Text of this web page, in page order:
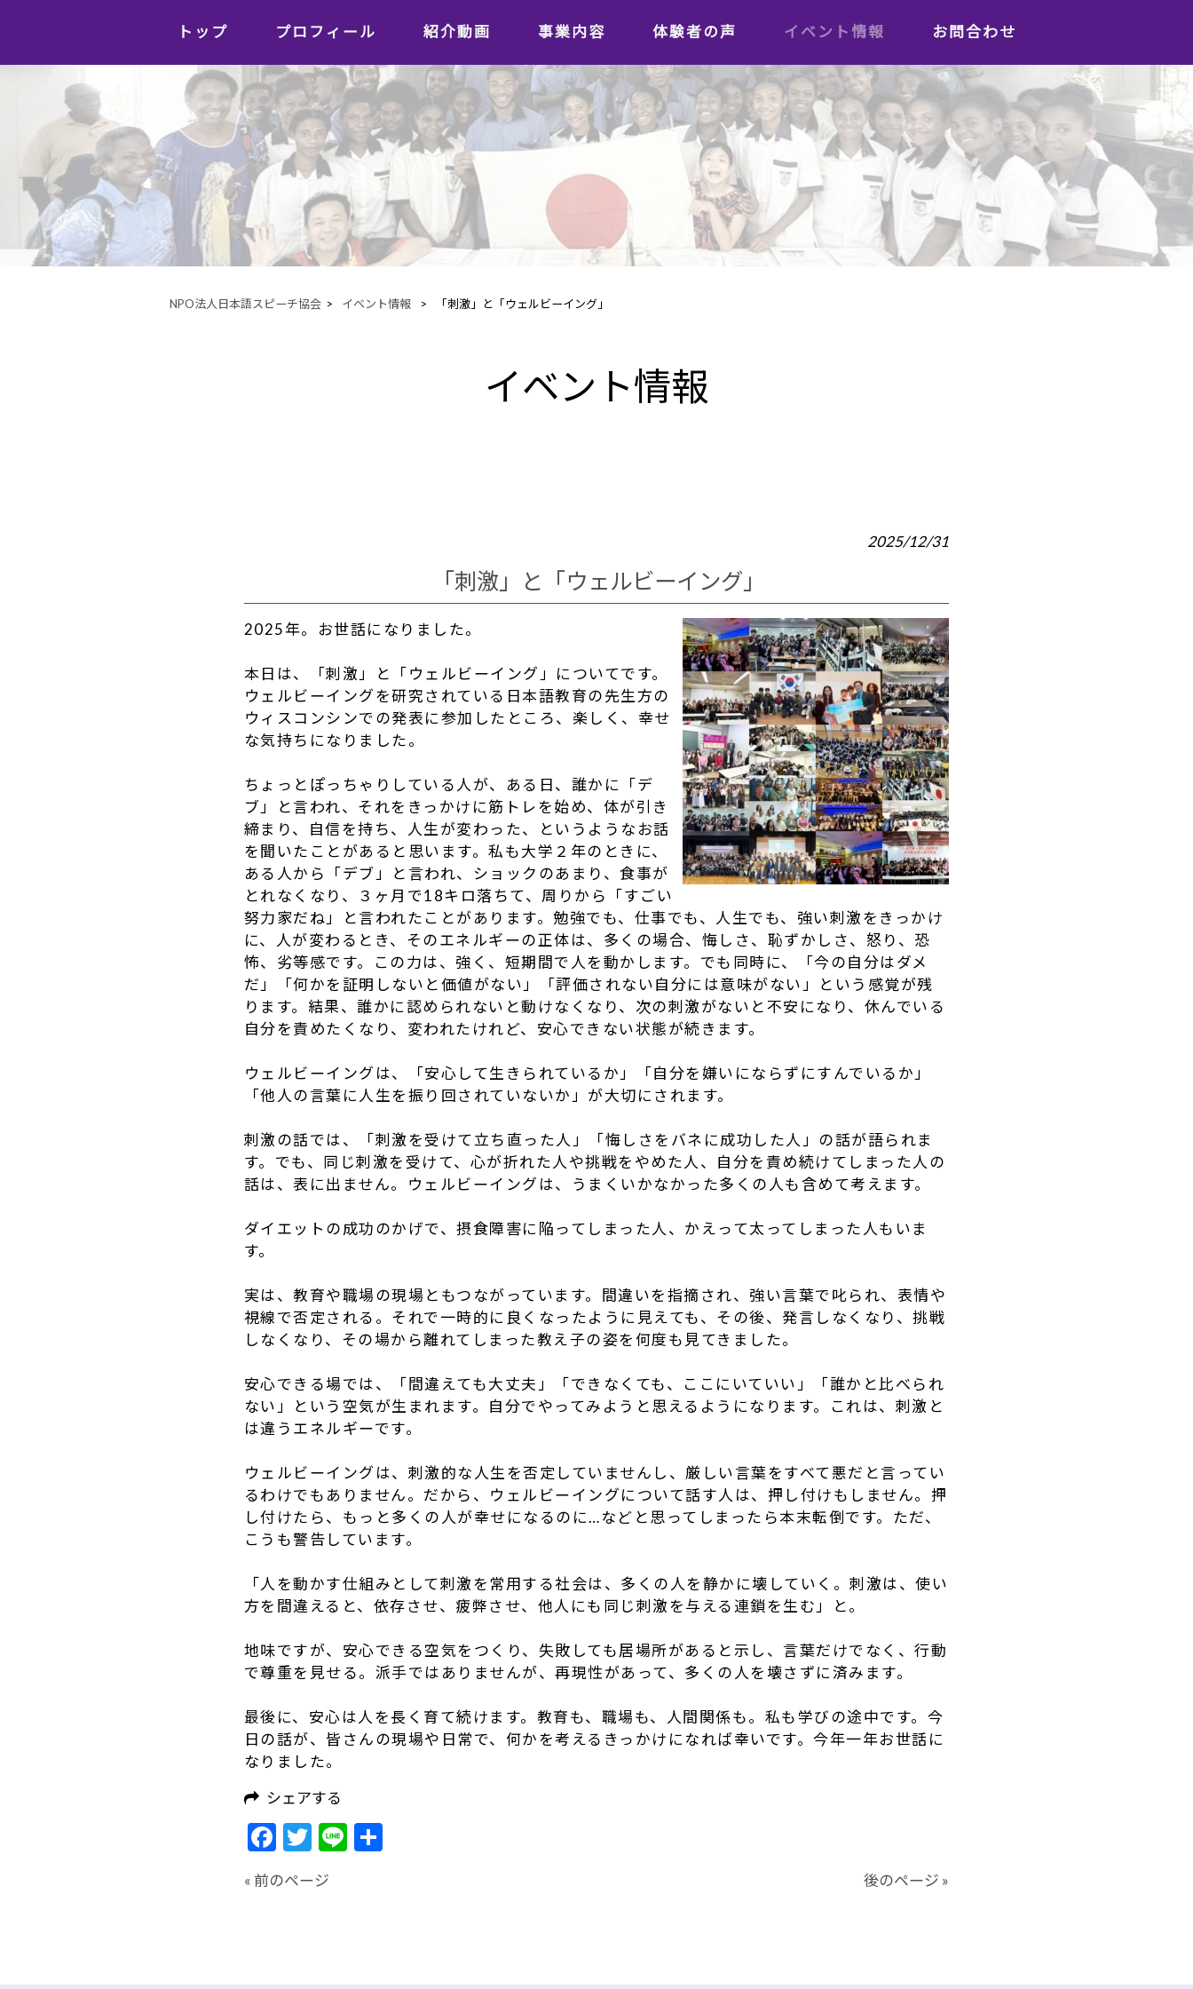
トップ プロフィール 紹介動画 事業内容
体験者の声
学習者の声
日本語教師の声
イベント情報 お問合わせ
NPO法人日本語スピーチ協会 > イベント情報 > 「刺激」と「ウェルビーイング」
イベント情報
2025/12/31
「刺激」と「ウェルビーイング」
2025年。お世話になりました。
本日は、「刺激」と「ウェルビーイング」についてです。
ウェルビーイングを研究されている日本語教育の先生方の
ウィスコンシンでの発表に参加したところ、楽しく、幸せ
な気持ちになりました。
ちょっとぽっちゃりしている人が、ある日、誰かに「デ
ブ」と言われ、それをきっかけに筋トレを始め、体が引き
締まり、自信を持ち、人生が変わった、というようなお話
を聞いたことがあると思います。私も大学２年のときに、
ある人から「デブ」と言われ、ショックのあまり、食事が
とれなくなり、３ヶ月で18キロ落ちて、周りから「すごい
努力家だね」と言われたことがあります。勉強でも、仕事でも、人生でも、強い刺激をきっかけ
に、人が変わるとき、そのエネルギーの正体は、多くの場合、悔しさ、恥ずかしさ、怒り、恐
怖、劣等感です。この力は、強く、短期間で人を動かします。でも同時に、「今の自分はダメ
だ」「何かを証明しないと価値がない」「評価されない自分には意味がない」という感覚が残
ります。結果、誰かに認められないと動けなくなり、次の刺激がないと不安になり、休んでいる
自分を責めたくなり、変われたけれど、安心できない状態が続きます。
ウェルビーイングは、「安心して生きられているか」「自分を嫌いにならずにすんでいるか」
「他人の言葉に人生を振り回されていないか」が大切にされます。
刺激の話では、「刺激を受けて立ち直った人」「悔しさをバネに成功した人」の話が語られま
す。でも、同じ刺激を受けて、心が折れた人や挑戦をやめた人、自分を責め続けてしまった人の
話は、表に出ません。ウェルビーイングは、うまくいかなかった多くの人も含めて考えます。
ダイエットの成功のかげで、摂食障害に陥ってしまった人、かえって太ってしまった人もいま
す。
実は、教育や職場の現場ともつながっています。間違いを指摘され、強い言葉で叱られ、表情や
視線で否定される。それで一時的に良くなったように見えても、その後、発言しなくなり、挑戦
しなくなり、その場から離れてしまった教え子の姿を何度も見てきました。
安心できる場では、「間違えても大丈夫」「できなくても、ここにいていい」「誰かと比べられ
ない」という空気が生まれます。自分でやってみようと思えるようになります。これは、刺激と
は違うエネルギーです。
ウェルビーイングは、刺激的な人生を否定していませんし、厳しい言葉をすべて悪だと言ってい
るわけでもありません。だから、ウェルビーイングについて話す人は、押し付けもしません。押
し付けたら、もっと多くの人が幸せになるのに…などと思ってしまったら本末転倒です。ただ、
こうも警告しています。
「人を動かす仕組みとして刺激を常用する社会は、多くの人を静かに壊していく。刺激は、使い
方を間違えると、依存させ、疲弊させ、他人にも同じ刺激を与える連鎖を生む」と。
地味ですが、安心できる空気をつくり、失敗しても居場所があると示し、言葉だけでなく、行動
で尊重を見せる。派手ではありませんが、再現性があって、多くの人を壊さずに済みます。
最後に、安心は人を長く育て続けます。教育も、職場も、人間関係も。私も学びの途中です。今
日の話が、皆さんの現場や日常で、何かを考えるきっかけになれば幸いです。今年一年お世話に
なりました。
シェアする
Facebook
Twitter
Line共
« 前のページ 後のページ »